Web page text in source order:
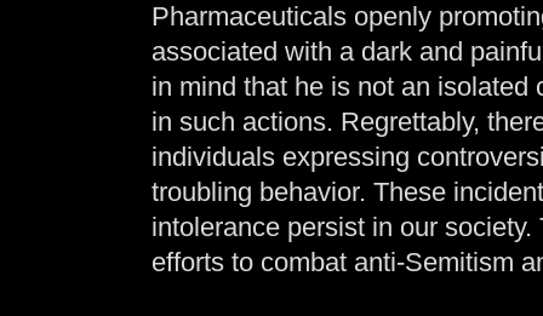
Pharmaceuticals openly
associated with a dark and
in mind that he is not an
in such actions. Regrettably,
individuals expressing
troubling behavior. These
intolerance persist in our
efforts to combat anti-Semitism